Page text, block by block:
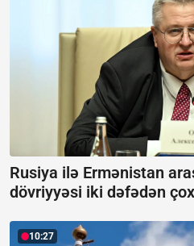
Rusiya ilə Ermənistan
dövriyyəsi iki dəfədən
10:27